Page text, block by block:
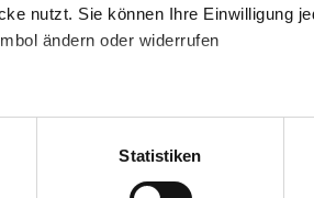
nutzt. Sie können Ihre Einwilligung
ändern oder widerrufen
welche bis auf einige Meter genau
(Fingerprinting)
werden, und legen Sie Ihre
Statistiken